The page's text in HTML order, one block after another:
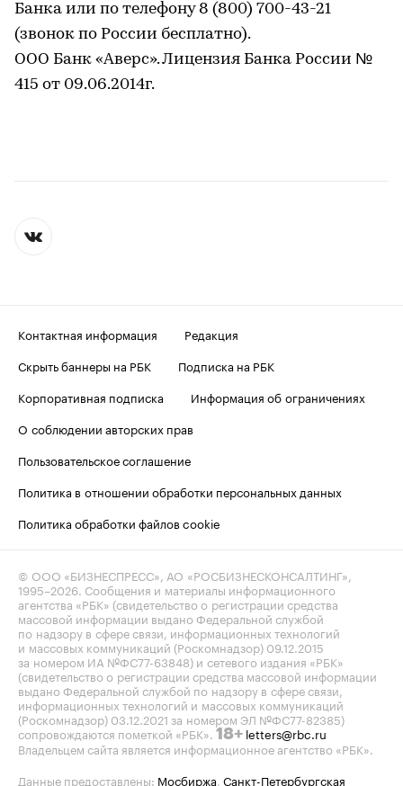
Банка или по телефону 8 (800) 700-43-21
(звонок по России бесплатно).
ООО Банк «Аверс». Лицензия Банка России №
415 от 09.06.2014г.
Контактная информация
Редакция
Скрыть баннеры на РБК
Подписка на РБК
Корпоративная подписка
Информация об ограничениях
О соблюдении авторских прав
Пользовательское соглашение
Политика в отношении обработки персональных данных
Политика обработки файлов cookie
© ООО «БИЗНЕСПРЕСС», АО «РОСБИЗНЕСКОНСАЛТИНГ»,
1995–2026. Сообщения и материалы информационного
агентства «РБК» (свидетельство о регистрации средства
массовой информации выдано Федеральной службой
по надзору в сфере связи, информационных технологий
и массовых коммуникаций (Роскомнадзор) 09.12.2015
за номером ИА №ФС77-63848) и сетевого издания «РБК»
(свидетельство о регистрации средства массовой информации
выдано Федеральной службой по надзору в сфере связи,
информационных технологий и массовых коммуникаций
(Роскомнадзор) 03.12.2021 за номером ЭЛ №ФС77-82385)
сопровождаются пометкой «РБК». 18+ letters@rbc.ru
Владельцем сайта является информационное агентство «РБК».
Данные предоставлены: Мосбиржа, Санкт-Петербургская